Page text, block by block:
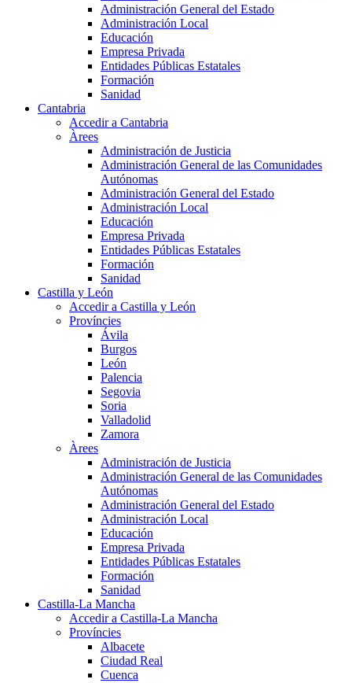
Administración General del Estado
Administración Local
Educación
Empresa Privada
Entidades Públicas Estatales
Formación
Sanidad
Cantabria
Accedir a Cantabria
Àrees
Administración de Justicia
Administración General de las Comunidades
Autónomas
Administración General del Estado
Administración Local
Educación
Empresa Privada
Entidades Públicas Estatales
Formación
Sanidad
Castilla y León
Accedir a Castilla y León
Províncies
Ávila
Burgos
León
Palencia
Segovia
Soria
Valladolid
Zamora
Àrees
Administración de Justicia
Administración General de las Comunidades
Autónomas
Administración General del Estado
Administración Local
Educación
Empresa Privada
Entidades Públicas Estatales
Formación
Sanidad
Castilla-La Mancha
Accedir a Castilla-La Mancha
Províncies
Albacete
Ciudad Real
Cuenca